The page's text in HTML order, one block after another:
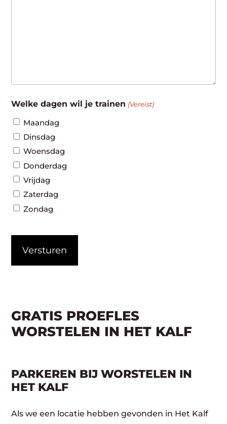
Welke dagen wil je trainen (Vereist)
Maandag
Dinsdag
Woensdag
Donderdag
Vrijdag
Zaterdag
Zondag
GRATIS PROEFLES
WORSTELEN IN HET KALF
PARKEREN BIJ WORSTELEN IN
HET KALF
Als we een locatie hebben gevonden in Het Kalf